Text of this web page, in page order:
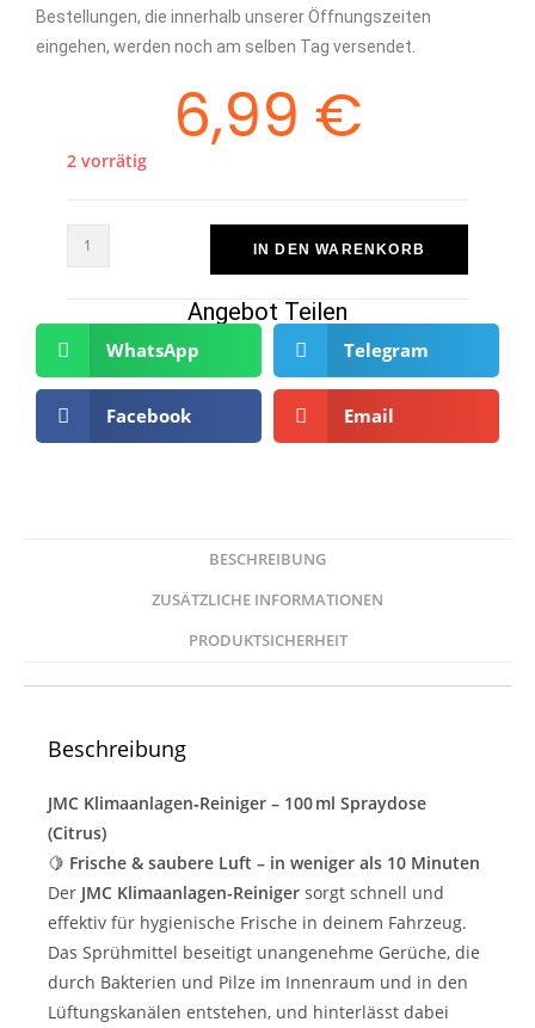
Bestellungen, die innerhalb unserer Öffnungszeiten
eingehen, werden noch am selben Tag versendet.
6,99 €
2 vorrätig
IN DEN WARENKORB
Angebot Teilen
WhatsApp Telegram
Facebook Email
BESCHREIBUNG
ZUSÄTZLICHE INFORMATIONEN
PRODUKTSICHERHEIT
Beschreibung
JMC Klimaanlagen‑Reiniger – 100 ml Spraydose
(Citrus)
🍋 Frische & saubere Luft – in weniger als 10 Minuten
Der JMC Klimaanlagen-Reiniger sorgt schnell und
effektiv für hygienische Frische in deinem Fahrzeug.
Das Sprühmittel beseitigt unangenehme Gerüche, die
durch Bakterien und Pilze im Innenraum und in den
Lüftungskanälen entstehen, und hinterlässt dabei